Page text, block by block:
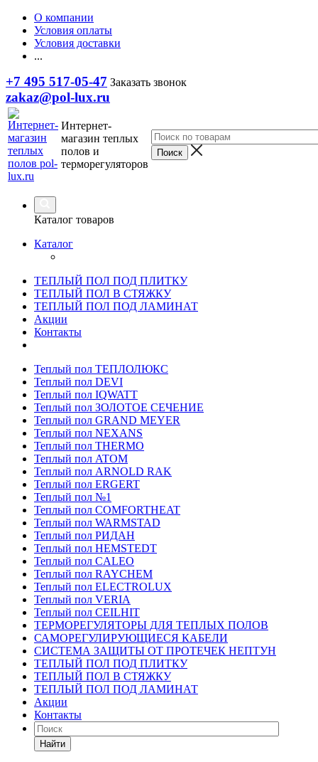
О компании
Условия оплаты
Условия доставки
...
+7 495 517-05-47 Заказать звонок
zakaz@pol-lux.ru
Интернет-
магазин теплых
полов и
терморегуляторов
Каталог товаров
Каталог
ТЕПЛЫЙ ПОЛ ПОД ПЛИТКУ
ТЕПЛЫЙ ПОЛ В СТЯЖКУ
ТЕПЛЫЙ ПОЛ ПОД ЛАМИНАТ
Акции
Контакты
Теплый пол ТЕПЛОЛЮКС
Теплый пол DEVI
Теплый пол IQWATT
Теплый пол ЗОЛОТОЕ СЕЧЕНИЕ
Теплый пол GRAND MEYER
Теплый пол NEXANS
Теплый пол THERMO
Теплый пол ATOM
Теплый пол ARNOLD RAK
Теплый пол ERGERT
Теплый пол №1
Теплый пол COMFORTHEAT
Теплый пол WARMSTAD
Теплый пол РИДАН
Теплый пол HEMSTEDT
Теплый пол CALEO
Теплый пол RAYCHEM
Теплый пол ELECTROLUX
Теплый пол VERIA
Теплый пол CEILHIT
ТЕРМОРЕГУЛЯТОРЫ ДЛЯ ТЕПЛЫХ ПОЛОВ
САМОРЕГУЛИРУЮЩИЕСЯ КАБЕЛИ
СИСТЕМА ЗАЩИТЫ ОТ ПРОТЕЧЕК НЕПТУН
ТЕПЛЫЙ ПОЛ ПОД ПЛИТКУ
ТЕПЛЫЙ ПОЛ В СТЯЖКУ
ТЕПЛЫЙ ПОЛ ПОД ЛАМИНАТ
Акции
Контакты
Найти